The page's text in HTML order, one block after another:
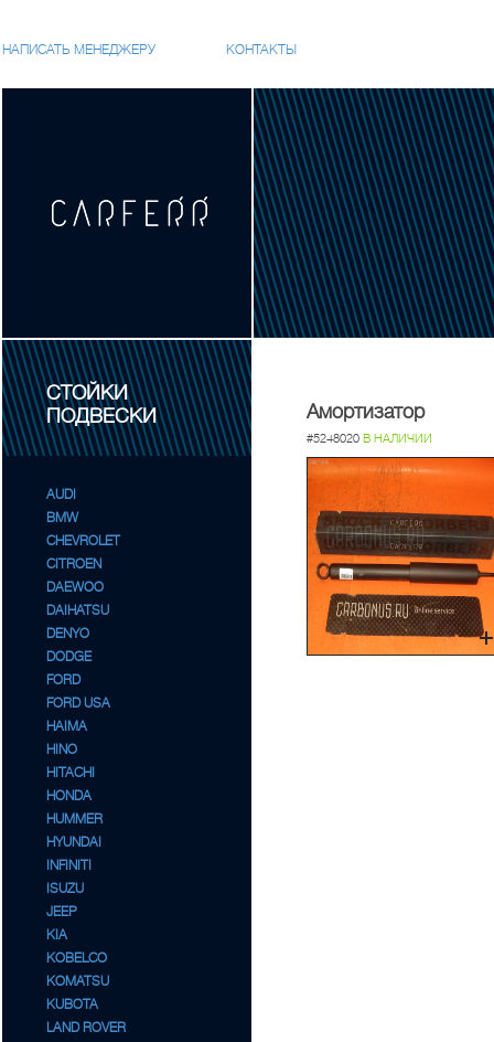
НАПИСАТЬ МЕНЕДЖЕРУ КОНТАКТЫ
СТОЙКИ
ПОДВЕСКИ
AUDI
BMW
CHEVROLET
CITROEN
DAEWOO
DAIHATSU
DENYO
DODGE
FORD
FORD USA
HAIMA
HINO
HITACHI
HONDA
HUMMER
HYUNDAI
INFINITI
ISUZU
JEEP
KIA
KOBELCO
KOMATSU
KUBOTA
LAND ROVER
Амортизатор
#5248020 В НАЛИЧИИ